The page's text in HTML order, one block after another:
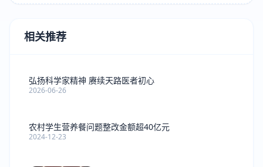
相关推荐
弘扬科学家精神 赓续天路医者初心
2026-06-26
农村学生营养餐问题整改金额超40亿元
2024-12-23